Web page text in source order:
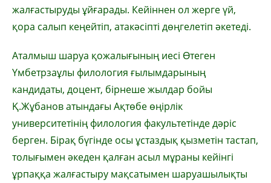
жалғастыруды ұйғарады. Кейіннен ол жерге үй,
қора салып кеңейтіп, атакәсіпті дөңгелетіп әкетеді.
Аталмыш шаруа қожалығының иесі Өтеген
Үмбетрзаұлы филология ғылымдарының
кандидаты, доцент, бірнеше жылдар бойы
Қ.Жұбанов атындағы Ақтөбе өңірлік
университетінің филология факультетінде дәріс
берген. Бірақ бүгінде осы ұстаздық қызметін тастап,
толығымен әкеден қалған асыл мұраны кейінгі
ұрпаққа жалғастыру мақсатымен шаруашылықты